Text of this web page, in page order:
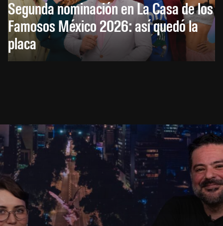
Segunda nominación en La Casa de los
Famosos México 2026: así quedó la
placa